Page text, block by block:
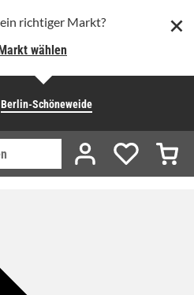
richtiger Markt?
wählen
Berlin-Schöneweide